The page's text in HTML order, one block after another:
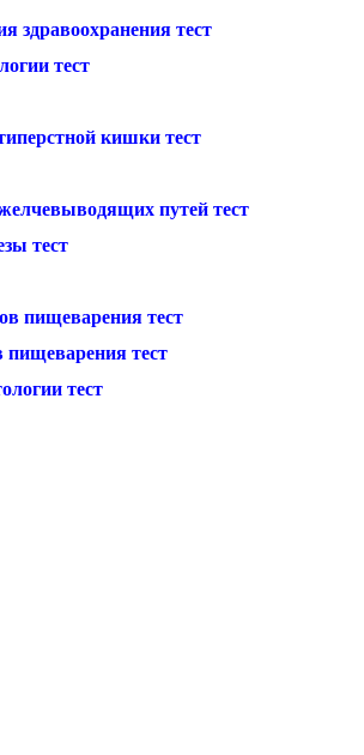
здравоохранения тест
тест
кишки тест
путей тест
тест
пищеварения тест
пищеварения тест
тест